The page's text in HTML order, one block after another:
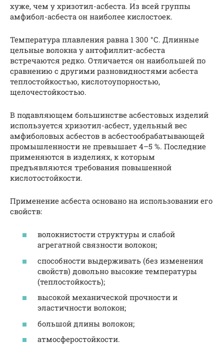
хуже, чем у хризотил-асбеста. Из всей группы
амфибол-асбеста он наиболее кислостоек.
Температура плавления равна 1 300 °С. Длинные
цельные волокна у антофиллит-асбеста
встречаются редко. Отличается он наибольшей по
сравнению с другими разновидностями асбеста
теплостойкостью, кислотоупорностью,
щелочестойкостью.
В подавляющем большинстве асбестовых изделий
используется хризотил-асбест, удельный вес
амфиболовых асбестов в асбестообрабатывающей
промышленности не превышает 4–5 %. Последние
применяются в изделиях, к которым
предъявляются требования повышенной
кислотостойкости.
Применение асбеста основано на использовании его
свойств:
волокнистости структуры и слабой
агрегатной связности волокон;
способности выдерживать (без изменения
свойств) довольно высокие температуры
(теплостойкость);
высокой механической прочности и
эластичности волокон;
большой длины волокон;
атмосферостойкости.